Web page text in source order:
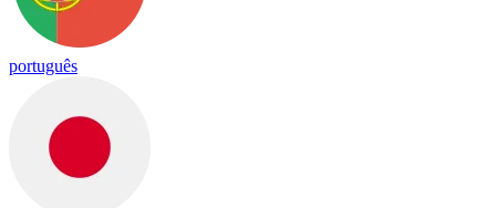
português